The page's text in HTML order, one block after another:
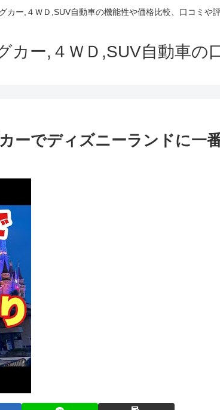
カー,４ＷＤ,SUV自動車の機能性や価格比較、口コミや
カー,４ＷＤ,SUV自動車の
ーでディズニーランドに一